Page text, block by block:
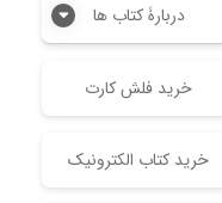
دربارۀ کتاب ها
خرید فلش کارت
خرید کتاب الکترونیک